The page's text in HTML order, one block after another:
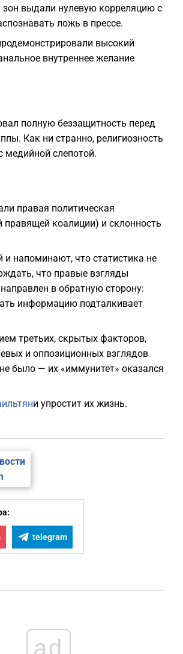
зон выдали нулевую корреляцию с
ложь в прессе.
высокий
внутреннее желание
полную беззащитность перед
Как ни странно, религиозность
медийной слепотой.
правая политическая
правящей коалиции) и склонность
напоминают, что статистика не
что правые взгляды
в обратную сторону:
информацию подталкивает
третьих, скрытых факторов,
и оппозиционных взглядов
было — их «иммунитет» оказался
и упростит их жизнь.
telegram
ad